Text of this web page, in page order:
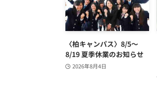
〈柏キャンパス〉8/5〜
8/19 夏季休業のお知らせ
2026年8月4日